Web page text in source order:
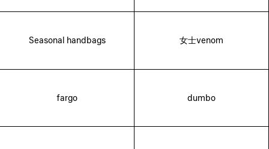
Seasonal handbags 女士venom
fargo dumbo